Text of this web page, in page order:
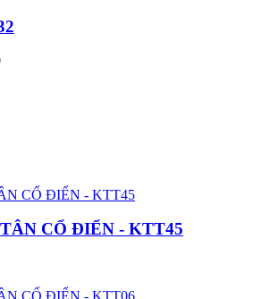
CỔ ĐIỂN - KTT45